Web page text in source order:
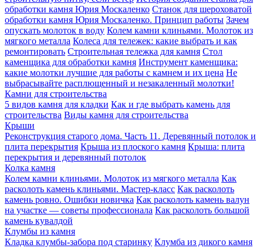
обработки камня Юрия Москаленко Станок для шероховатой
обработки камня Юрия Москаленко. Принцип работы Зачем
опускать молоток в воду Колем камни клиньями. Молоток из
мягкого металла Колеса для тележек: какие выбрать и как
ремонтировать Строительная тележка для камня Стол
каменщика для обработки камня Инструмент каменщика:
какие молотки лучшие для работы с камнем и их цена Не
выбрасывайте расплющенный и незакаленный молотки!
Камни для строительства
5 видов камня для кладки Как и где выбрать камень для
строительства Виды камня для строительства
Крыши
Реконструкция старого дома. Часть 11. Деревянный потолок и
плита перекрытия Крыша из плоского камня Крыша: плита
перекрытия и деревянный потолок
Колка камня
Колем камни клиньями. Молоток из мягкого металла Как
расколоть камень клиньями. Мастер-класс Как расколоть
камень ровно. Ошибки новичка Как расколоть камень валун
на участке — советы профессионала Как расколоть большой
камень кувалдой
Клумбы из камня
Кладка клумбы-забора под старинку Клумба из дикого камня